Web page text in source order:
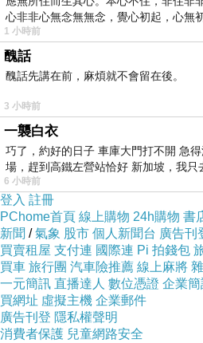
心非非心無念無無念，覺心初起，心無
1 小時前
醜話
醜話先講在前，麻煩就不會留在後。
3 小時前
一襲白衣
巧了，約好的日子 車庫大門打不開 急
場，趕到高鐵左營站恰好 新加坡，我只
6 小時前
登入 註冊
PChome首頁 線上購物 24h購物 書
新聞 /氣象 股市 個人新聞台 廣告刊
買賣租屋 支付連 國際連 Pi 拍錢包
買車 旅行團 汽車險推薦 線上麻將
一元簡訊 直播達人 數位憑證 企業簡
買網址 虛擬主機 企業郵件
廣告刊登 隱私權聲明
消費者保護 兒童網路安全